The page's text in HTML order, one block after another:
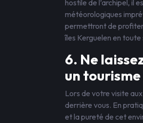
hostile de l’archipel, il
météorologiques
permettront de
îles Kerguelen en
6. Ne
un
Lors de votre visite
derrière vous. En
et la pureté de cet